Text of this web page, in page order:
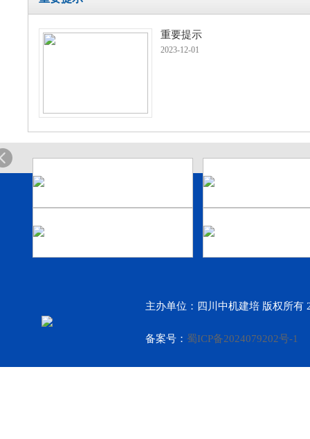
重要提示
2023-12-01
主办单位：四川中机建培 版权所有
备案号： 蜀ICP备2024079202号-1